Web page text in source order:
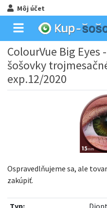
Môj účet
ColourVue Big
šošovky
exp.12/2020
Ospravedlňujeme sa, ale
zakúpiť.
Typ: